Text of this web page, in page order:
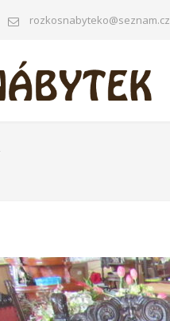
rozkosnabyteko@seznam.cz